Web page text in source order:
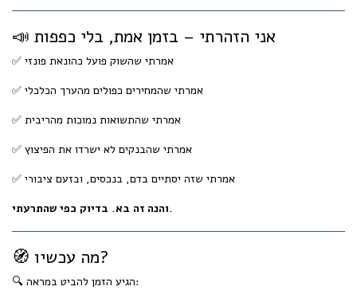
📣 אני הזהרתי – בזמן אמת, בלי כפפות
✅ אמרתי שהשוק פועל כהונאת פונזי
✅ אמרתי שהמחירים כפולים מהערך הכלכלי
✅ אמרתי שהתשואות נמוכות מהריבית
✅ אמרתי שהבנקים לא ישרדו את הפיצוץ
✅ אמרתי שזה יסתיים בדם, בנכסים, ובזעם ציבורי
והנה זה בא. בדיוק כפי שהתרעתי.
🧭 מה עכשיו?
🔍 הגיע הזמן להביט במראה: